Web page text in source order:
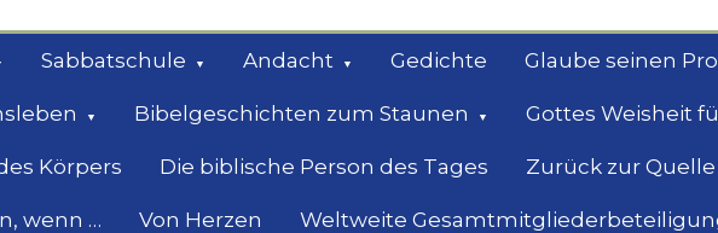
Sabbatschule Andacht Gedichte Glaube seinen
Bibelgeschichten zum Staunen Gottes Weisheit
Körpers Die biblische Person des Tages Zurück zur
wenn … Von Herzen Weltweite